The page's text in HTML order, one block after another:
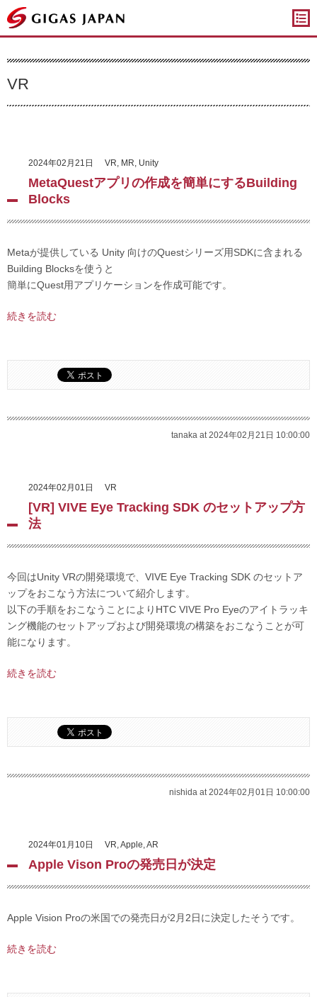
ギガスジャパン
VR
2024年02月21日 VR, MR, Unity
MetaQuestアプリの作成を簡単にするBuilding
Blocks
Metaが提供している Unity 向けのQuestシリーズ用SDKに含まれる
Building Blocksを使うと
簡単にQuest用アプリケーションを作成可能です。
続きを読む
tanaka at 2024年02月21日 10:00:00
2024年02月01日 VR
[VR] VIVE Eye Tracking SDK のセットアップ方
法
今回はUnity VRの開発環境で、VIVE Eye Tracking SDK のセットア
ップをおこなう方法について紹介します。
以下の手順をおこなうことによりHTC VIVE Pro Eyeのアイトラッキ
ング機能のセットアップおよび開発環境の構築をおこなうことが可
能になります。
続きを読む
nishida at 2024年02月01日 10:00:00
2024年01月10日 VR,Apple,AR
Apple Vison Proの発売日が決定
Apple Vision Proの米国での発売日が2月2日に決定したそうです。
続きを読む